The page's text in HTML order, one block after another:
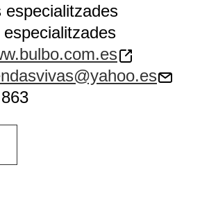
especialitzades